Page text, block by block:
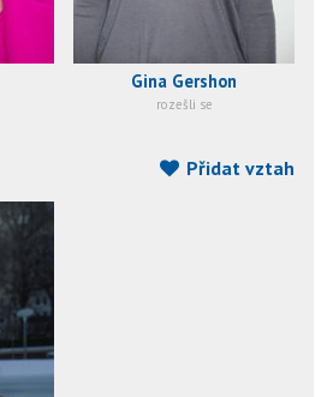
Gina Gershon
rozešli se
Přidat vztah